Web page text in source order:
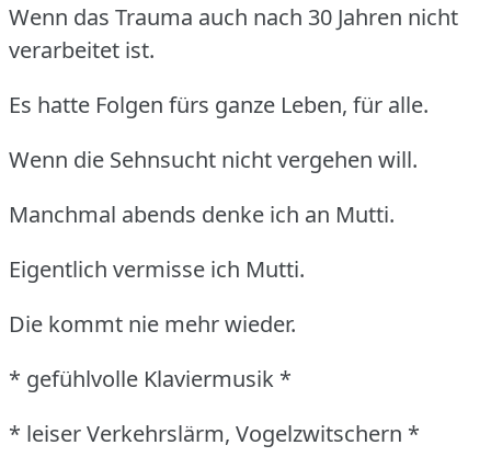
Wenn das Trauma auch nach 30 Jahren nicht
verarbeitet ist.
Es hatte Folgen fürs ganze Leben, für alle.
Wenn die Sehnsucht nicht vergehen will.
Manchmal abends denke ich an Mutti.
Eigentlich vermisse ich Mutti.
Die kommt nie mehr wieder.
* gefühlvolle Klaviermusik *
* leiser Verkehrslärm, Vogelzwitschern *